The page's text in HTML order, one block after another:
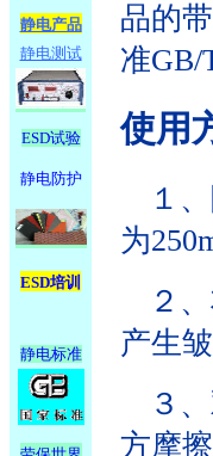
静电产品
静电测试
ESD试验
静电防护
ESD培训
静电标准
品的
准GB/
使用
１
为
２
产生皱
３
方摩